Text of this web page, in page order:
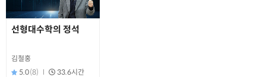
선형대수학의 정석
김철홍
5.0(8) 33.6시간